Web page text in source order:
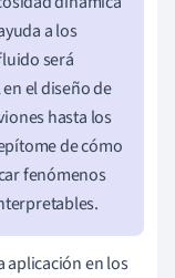
a los
será
el diseño de
hasta los
de cómo
fenómenos
aplicación en los